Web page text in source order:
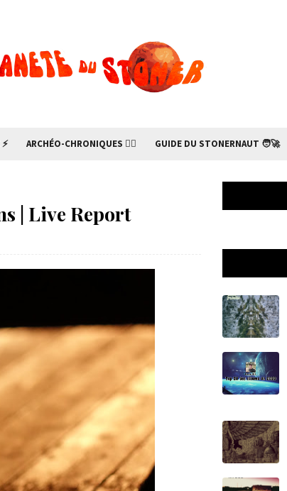
ARCHÉO-CHRONIQUES 🧙‍♂ GUIDE DU STONERNAUT 🧑‍🚀
| Live Report